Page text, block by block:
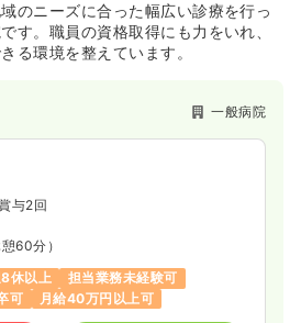
のニーズに合った幅広い診療を行っ
す。職員の資格取得にも力をいれ、
る環境を整えています。
一般病院
与2回
憩60分）
休以上
担当業務未経験可
可 月給40万円以上可